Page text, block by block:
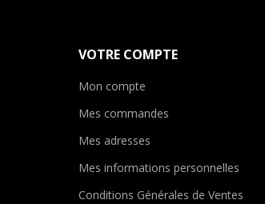
VOTRE COMPTE
Mon compte
Mes commandes
Mes adresses
Mes informations personnelles
Conditions Générales de Ventes